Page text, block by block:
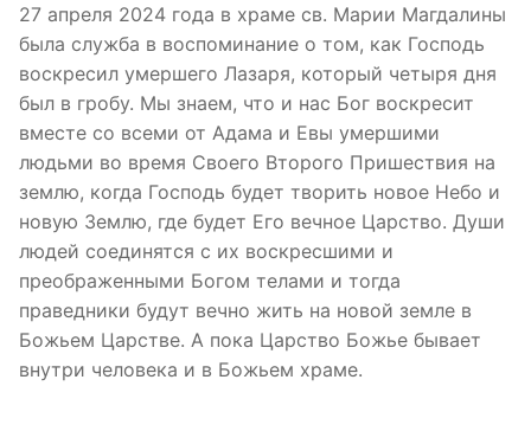
27 апреля 2024 года в храме св. Марии Магдалины
была служба в воспоминание о том, как Господь
воскресил умершего Лазаря, который четыря дня
был в гробу. Мы знаем, что и нас Бог воскресит
вместе со всеми от Адама и Евы умершими
людьми во время Своего Второго Пришествия на
землю, когда Господь будет творить новое Небо и
новую Землю, где будет Его вечное Царство. Души
людей соединятся с их воскресшими и
преображенными Богом телами и тогда
праведники будут вечно жить на новой земле в
Божьем Царстве. А пока Царство Божье бывает
внутри человека и в Божьем храме.